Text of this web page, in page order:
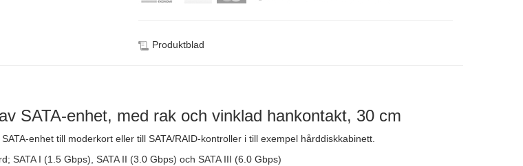
Produktblad
SATA-enhet, med rak och vinklad hankontakt, 30 cm
enhet till moderkort eller till SATA/RAID-kontroller i till exempel hårddiskkabinett.
SATA I (1.5 Gbps), SATA II (3.0 Gbps) och SATA III (6.0 Gbps)